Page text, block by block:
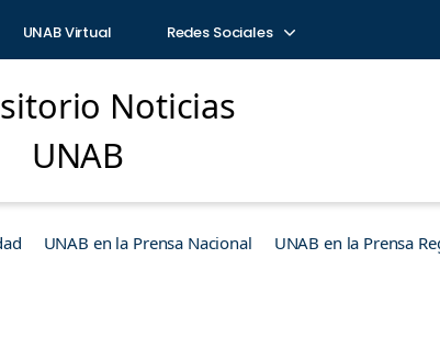
UNAB Virtual Redes Sociales
Noticias
UNAB
UNAB en la Prensa Nacional UNAB en la Prensa